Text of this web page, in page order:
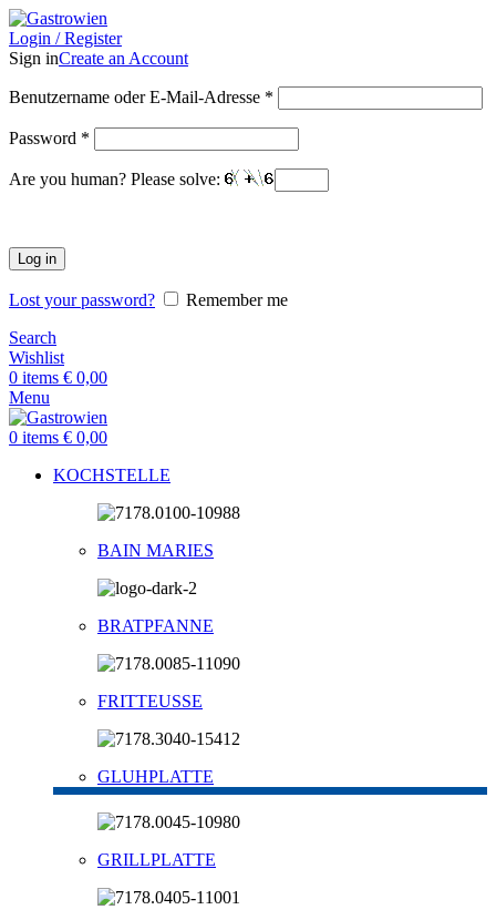
Login / Register
Sign inCreate an Account
Benutzername oder E-Mail-Adresse *
Password *
Are you human? Please solve:
Log in
Lost your password?
Remember me
Search
Wishlist
0 items € 0,00
Menu
0 items € 0,00
KOCHSTELLE
BAIN MARIES
BRATPFANNE
FRITTEUSSE
GLUHPLATTE
GRILLPLATTE